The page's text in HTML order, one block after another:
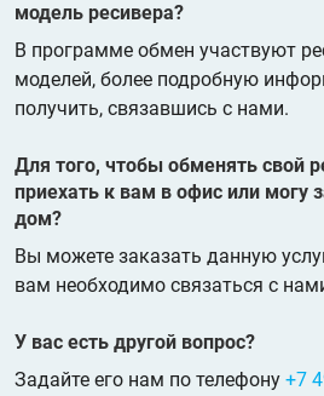
модель ресивера?
В программе обмен участвуют
моделей, более подробную
получить, связавшись с нами.
Для того, чтобы обменять свой
приехать к вам в офис или могу
дом?
Вы можете заказать данную
вам необходимо связаться с
У вас есть другой вопрос?
Задайте его нам по телефону +7